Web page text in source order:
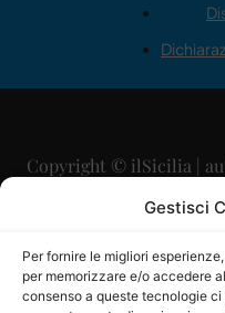
Gestisci
Per fornire le migliori
per memorizzare e/o accedere
consenso a queste tecnologie
Copyright © ilSicilia |
Direttore